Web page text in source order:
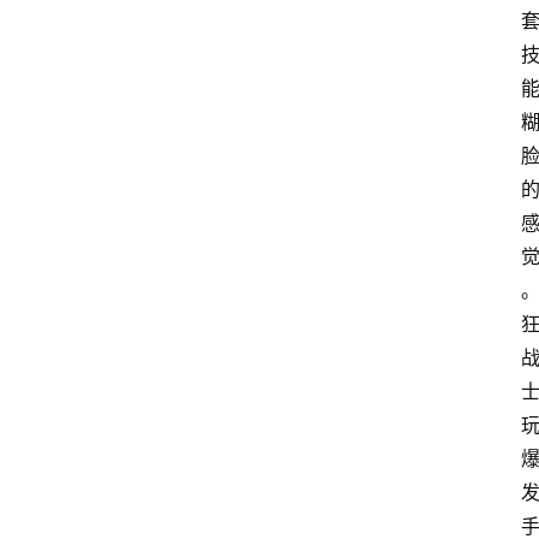
套
技
能
糊
脸
的
感
觉
。
狂
战
士
玩
爆
发
手